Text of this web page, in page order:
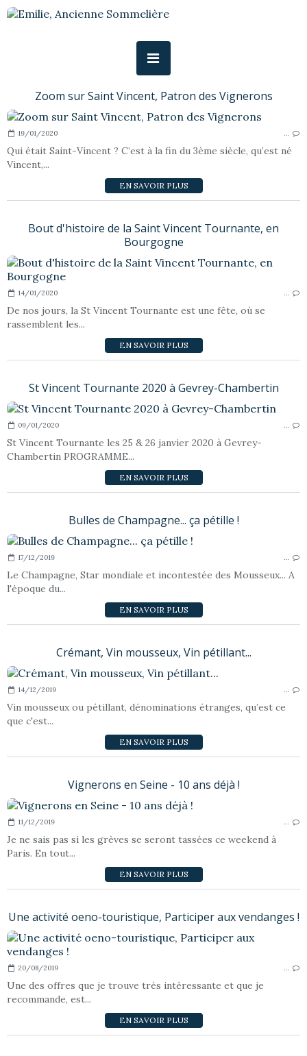
Zoom sur Saint Vincent, Patron des Vignerons
19/01/2020 …
Qui était Saint-Vincent ? C’est à la fin du 3ème siècle, qu’est né
Vincent,...
EN SAVOIR PLUS
Bout d'histoire de la Saint Vincent Tournante, en
Bourgogne
14/01/2020 …
De nos jours, la St Vincent Tournante est une fête, où se
rassemblent les...
EN SAVOIR PLUS
St Vincent Tournante 2020 à Gevrey-Chambertin
09/01/2020 …
St Vincent Tournante les 25 & 26 janvier 2020 à Gevrey-
Chambertin PROGRAMME...
EN SAVOIR PLUS
Bulles de Champagne... ça pétille !
17/12/2019 …
Le Champagne, Star mondiale et incontestée des Mousseux... A
l'époque du...
EN SAVOIR PLUS
Crémant, Vin mousseux, Vin pétillant...
14/12/2019 …
Vin mousseux ou pétillant, dénominations étranges, qu’est ce
que c'est...
EN SAVOIR PLUS
Vignerons en Seine - 10 ans déjà !
11/12/2019 …
Je ne sais pas si les grèves se seront tassées ce weekend à
Paris. En tout...
EN SAVOIR PLUS
Une activité oeno-touristique, Participer aux vendanges !
20/08/2019 …
Une des offres que je trouve très intéressante et que je
recommande, est...
EN SAVOIR PLUS